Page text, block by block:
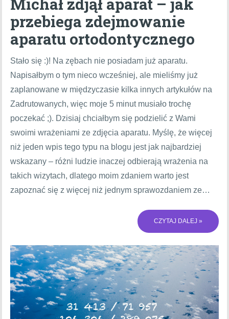
przebiega zdejmowanie
aparatu ortodontycznego
Stało się :)! Na zębach nie posiadam już aparatu.
Napisałbym o tym nieco wcześniej, ale mieliśmy już
zaplanowane w międzyczasie kilka innych artykułów na
Zadrutowanych, więc moje 5 minut musiało trochę
poczekać ;). Dzisiaj chciałbym się podzielić z Wami
swoimi wrażeniami ze zdjęcia aparatu. Myślę, że więcej
niż jeden wpis tego typu na blogu jest jak najbardziej
wskazany – różni ludzie inaczej odbierają wrażenia na
takich wizytach, dlatego moim zdaniem warto jest
zapoznać się z więcej niż jednym sprawozdaniem ze…
CZYTAJ DALEJ »